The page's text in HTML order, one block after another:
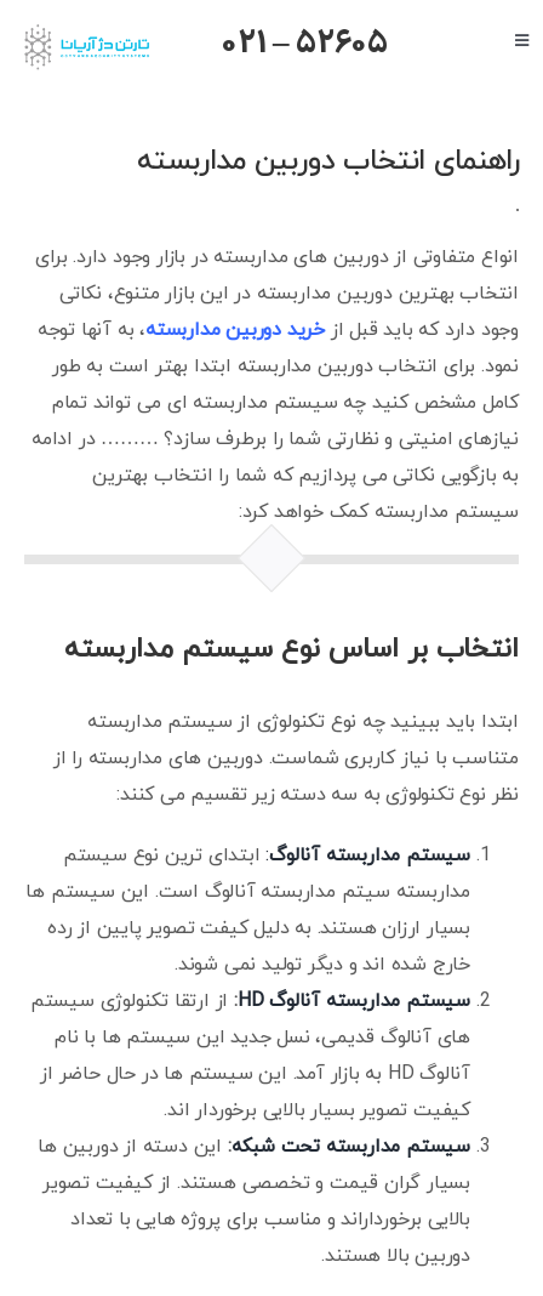
to
Toggle
هایک ویژن
داهوا
درباره ما
021 – 52605
راهنمای انتخاب دوربین مداربسته
انواع متفاوتی از دوربین های مداربسته در بازار وجود دارد. برای
انتخاب بهترین دوربین مداربسته در این بازار متنوع، نکاتی
وجود دارد که باید قبل ازخرید دوربین مداربسته، به آنها توجه
نمود. برای انتخاب دوربین مداربسته ابتدا بهتر است به طور
کامل مشخص کنید چه سیستم مداربسته ای می تواند تمام
نیازهای امنیتی و نظارتی شما را برطرف سازد؟ ……… در ادامه
به بازگویی نکاتی می پردازیم که شما را انتخاب بهترین
سیستم مداربسته کمک خواهد کرد:
انتخاب بر اساس نوع سیستم مداربسته
ابتدا باید ببینید چه نوع تکنولوژی از سیستم مداربسته
متناسب با نیاز کاربری شماست. دوربین های مداربسته را از
نظر نوع تکنولوژی به سه دسته زیر تقسیم می کنند:
سیستم مداربسته آنالوگ:ابتدای ترین نوع سیستم
مداربسته سیتم مداربسته آنالوگ است. این سیستم ها
بسیار ارزان هستند. به دلیل کیفت تصویر پایین از رده
خارج شده اند و دیگر تولید نمی شوند.
سیستم مداربسته آنالوگ HD
: از ارتقا تکنولوژی سیستم
های آنالوگ قدیمی، نسل جدید این سیستم ها با نام
آنالوگ HD به بازار آمد. این سیستم ها در حال حاضر از
کیفیت تصویر بسیار بالایی برخوردار اند.
سیستم مداربسته تحت شبکه: این دسته از دوربین ها
بسیار گران قیمت و تخصصی هستند. از کیفیت تصویر
بالایی برخورداراند و مناسب برای پروژه هایی با تعداد
دوربین بالا هستند.